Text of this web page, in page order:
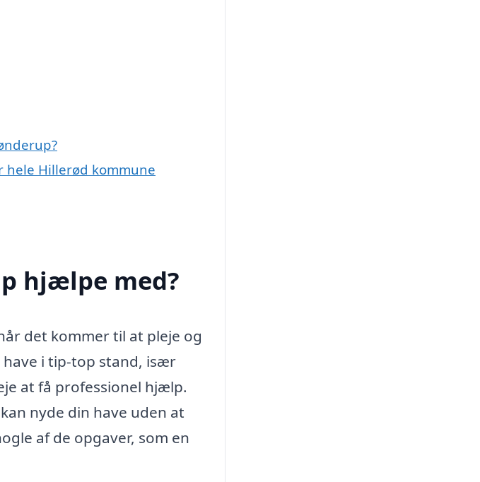
hele Hillerød kommune
hjælpe med?
det kommer til at pleje og
i tip-top stand, især
at få professionel hjælp.
nyde din have uden at
af de opgaver, som en